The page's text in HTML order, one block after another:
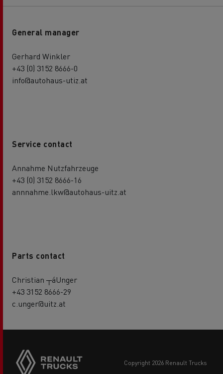
General manager
Gerhard Winkler
+43 (0) 3152 8666-0
info@autohaus-utiz.at
Service contact
Annahme Nutzfahrzeuge
+43 (0) 3152 8666-16
annnahme.lkw@autohaus-uitz.at
Parts contact
Christian ┬áUnger
+43 3152 8666-29
c.unger@uitz.at
copyright 2026 Renault Trucks